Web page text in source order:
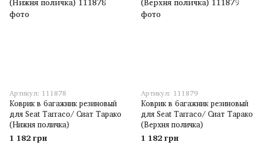
Артикул: 111878
Коврик в багажник резиновый
для Seat Tarraco/ Сиат Тарако
(Нижня поличка)
1 182 грн
Артикул: 111879
Коврик в багажник резиновый
для Seat Tarraco/ Сиат Тарако
(Верхня поличка)
1 182 грн